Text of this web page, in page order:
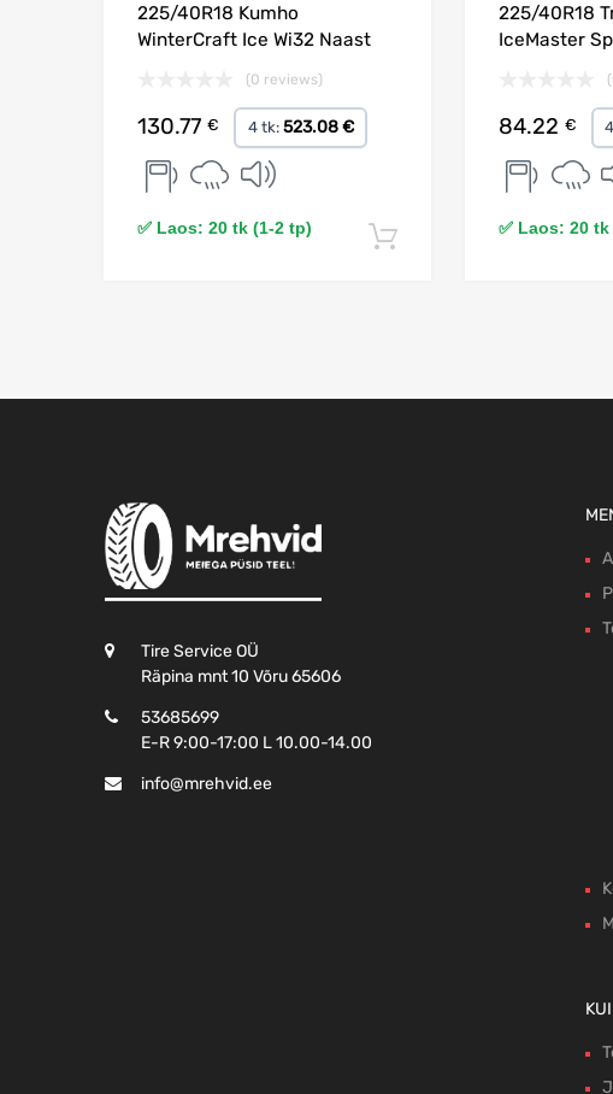
225/40R18 Kumho
WinterCraft Ice Wi32 Naast
(0 reviews)
130.77 € 4 tk: 523.08 €
✅ Laos: 20 tk (1-2 tp) Lisa korvi
225/40R18
IceMaster
84.22 €
✅ Laos: 20
Tire Service OÜ
Räpina mnt 10 Võru 65606
53685699
E-R 9:00-17:00 L 10.00-14.00
info@mrehvid.ee